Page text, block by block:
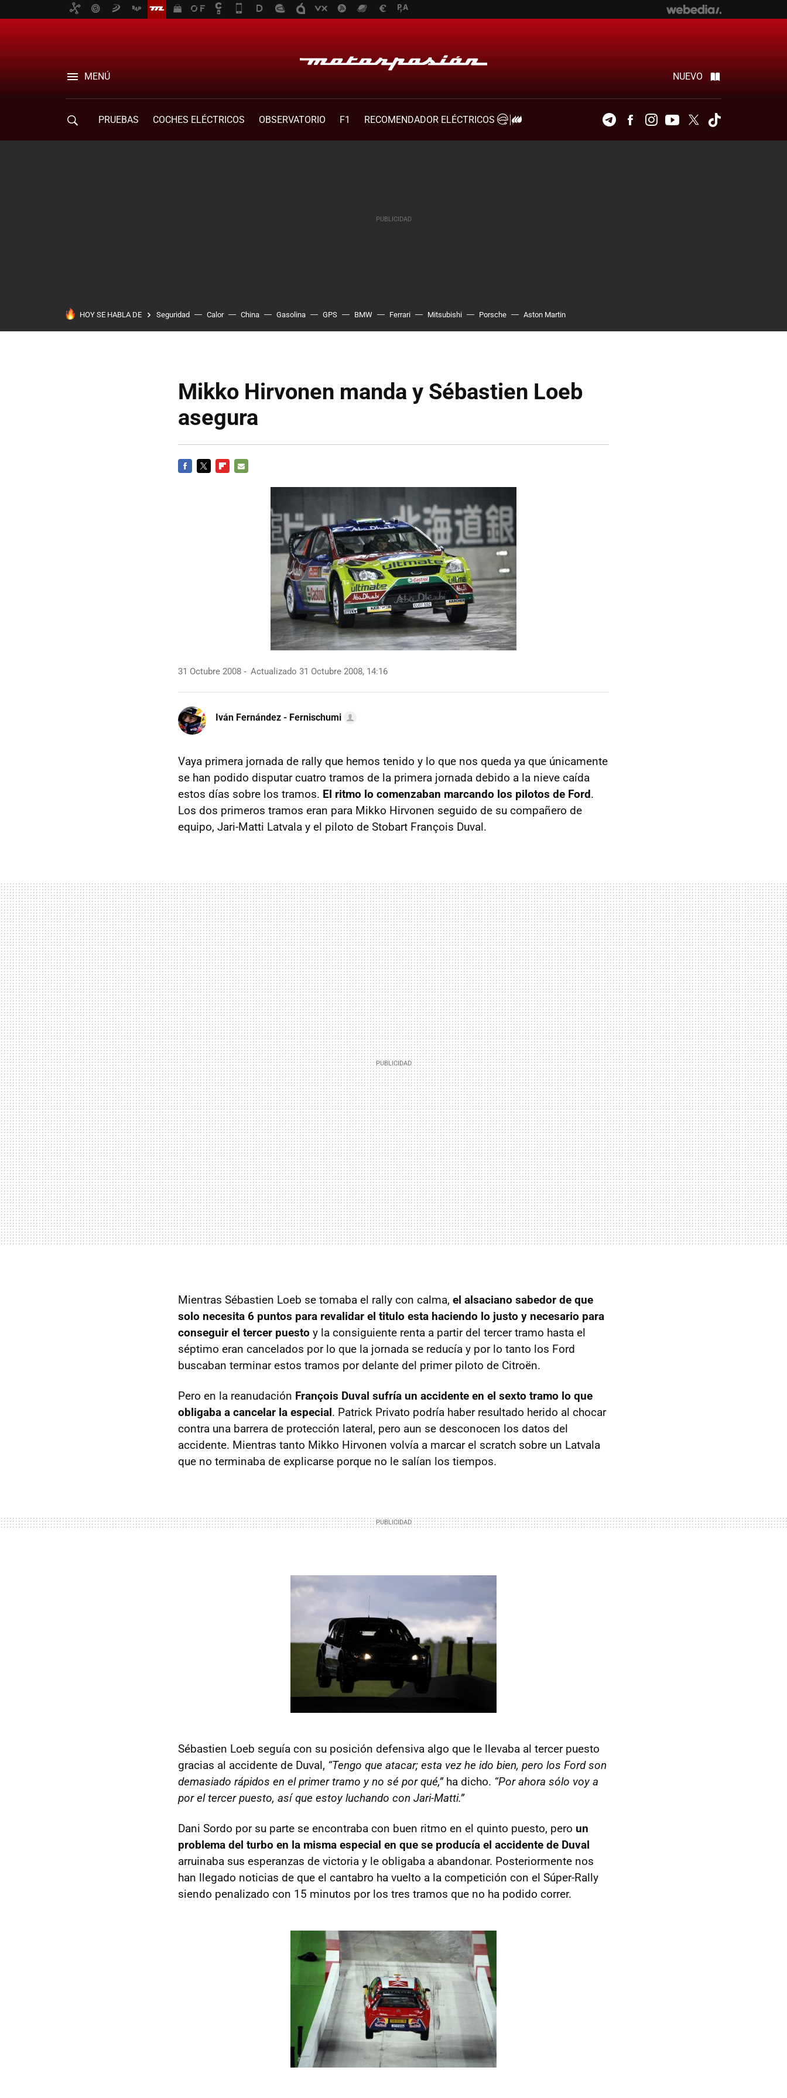
MENÚ NUEVO
PRUEBAS COCHES ELÉCTRICOS OBSERVATORIO F1
RECOMENDADOR ELÉCTRICOS
TelegramFacebookInstagramYoutubeTwitter
HOY SE HABLA DE Seguridad Calor China Gasolina GPS BMW Ferrari Mitsubishi Porsche Aston Martin
Mikko Hirvonen manda y Sébastien Loeb
asegura
31 Octubre 2008 Actualizado 31 Octubre 2008, 14:16
Iván Fernández - Fernischumi
Vaya primera jornada de rally que hemos tenido y lo que nos queda ya que únicamente
se han podido disputar cuatro tramos de la primera jornada debido a la nieve caída
estos días sobre los tramos. El ritmo lo comenzaban marcando los pilotos de Ford.
Los dos primeros tramos eran para Mikko Hirvonen seguido de su compañero de
equipo, Jari-Matti Latvala y el piloto de Stobart François Duval.
Mientras Sébastien Loeb se tomaba el rally con calma, el alsaciano sabedor de que
solo necesita 6 puntos para revalidar el titulo esta haciendo lo justo y necesario para
conseguir el tercer puesto y la consiguiente renta a partir del tercer tramo hasta el
séptimo eran cancelados por lo que la jornada se reducía y por lo tanto los Ford
buscaban terminar estos tramos por delante del primer piloto de Citroën.
Pero en la reanudación François Duval sufría un accidente en el sexto tramo lo que
obligaba a cancelar la especial. Patrick Privato podría haber resultado herido al chocar
contra una barrera de protección lateral, pero aun se desconocen los datos del
accidente. Mientras tanto Mikko Hirvonen volvía a marcar el scratch sobre un Latvala
que no terminaba de explicarse porque no le salían los tiempos.
Sébastien Loeb seguía con su posición defensiva algo que le llevaba al tercer puesto
gracias al accidente de Duval, “Tengo que atacar; esta vez he ido bien, pero los Ford son
demasiado rápidos en el primer tramo y no sé por qué,” ha dicho. “Por ahora sólo voy a
por el tercer puesto, así que estoy luchando con Jari-Matti.”
Dani Sordo por su parte se encontraba con buen ritmo en el quinto puesto, pero un
problema del turbo en la misma especial en que se producía el accidente de Duval
arruinaba sus esperanzas de victoria y le obligaba a abandonar. Posteriormente nos
han llegado noticias de que el cantabro ha vuelto a la competición con el Súper-Rally
siendo penalizado con 15 minutos por los tres tramos que no ha podido correr.